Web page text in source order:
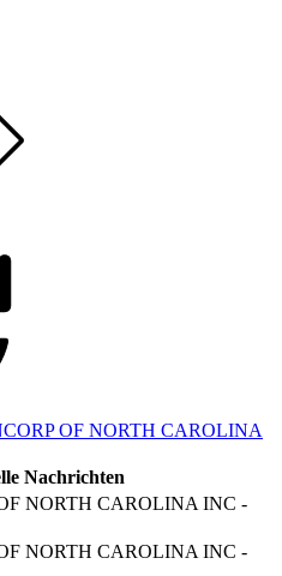
OF NORTH CAROLINA
Nachrichten
NORTH CAROLINA INC -
NORTH CAROLINA INC -